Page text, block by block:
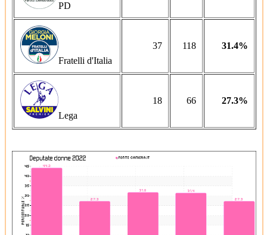
PD
Fratelli d'Italia
37 118 31.4%
Lega
18 66 27.3%